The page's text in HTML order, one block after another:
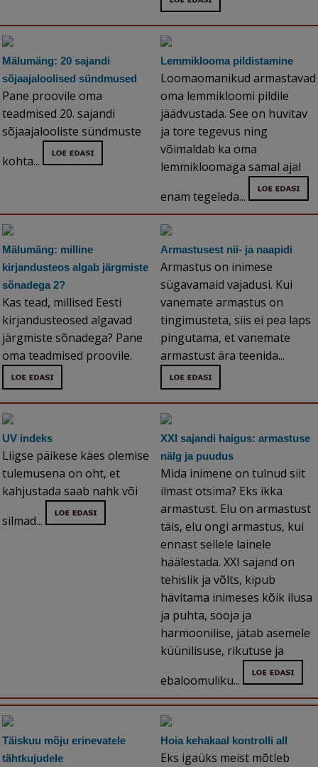
Mälumäng: 20 sajandi
sõjaajaloolised sündmused
Pane proovile oma
teadmised 20. sajandi
sõjaajalooliste sündmuste
kohta...
Lemmiklooma pildistamine
Loomaomanikud armastavad
oma lemmikloomi pildile
jäädvustada. See on huvitav
ja tore tegevus ning
võimaldab ka oma
lemmikloomaga samal ajal
enam tegeleda...
Mälumäng: milline
kirjandusteos algab järgmiste
sõnadega 2?
Kas tead, millised Eesti
kirjandusteosed algavad
järgmiste sõnadega? Pane
oma teadmised proovile.
Armastusest nii- ja naapidi
Armastus on inimese
sügavamaid vajadusi. Kui
vanemate armastus on
tingimusteta, siis ei pea laps
pingutama, et vanemate
armastust ära teenida...
UV indeks
Liigse päikese käes olemise
tulemusena on oht, et
kahjustada saab nahk või
silmad...
XXI sajandi haigus: armastuse
nälg ja puudus
Mida inimene on tulnud siit
ilmast otsima? Eks ikka
armastust. Elu on armastust
täis, elu ongi armastus, kui
ennast sellele lainele
häälestada. XXI sajand on
tehislik ja võlts, kipub
hävitama inimeses kõik ilusa
ja puhta, sooja ja
harmoonilise, jätab asemele
küünilisuse, rikutuse ja
ebaloomuliku...
Täiskuu mõju erinevatele
tähtkujudele
Hoia kehakaal kontrolli all
Eks igaüks meist mõtleb